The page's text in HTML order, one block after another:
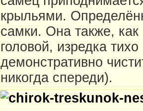
крыльями.
самки. Она также,
головой, изредка
демонстративно
никогда спереди).